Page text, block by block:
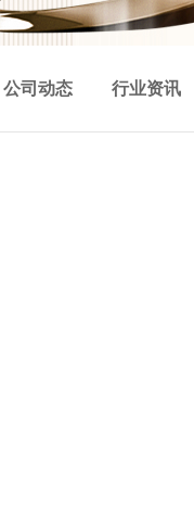
公司动态 行业资讯